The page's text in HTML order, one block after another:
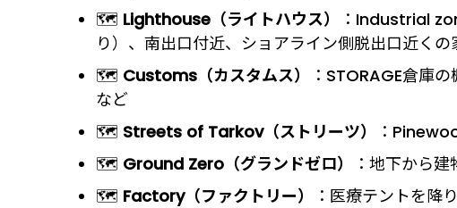
🗺️ Lighthouse（ライトハウス）
：Industrial
り）、南出口付近、ショアライン側脱出口近くの
🗺️ Customs（カスタムス）
：STORAGE倉庫
など
🗺️ Streets of Tarkov（ストリーツ）
：
🗺️ Ground Zero（グランドゼロ）
：地下から
🗺️ Factory（ファクトリー） ：医療テントを降